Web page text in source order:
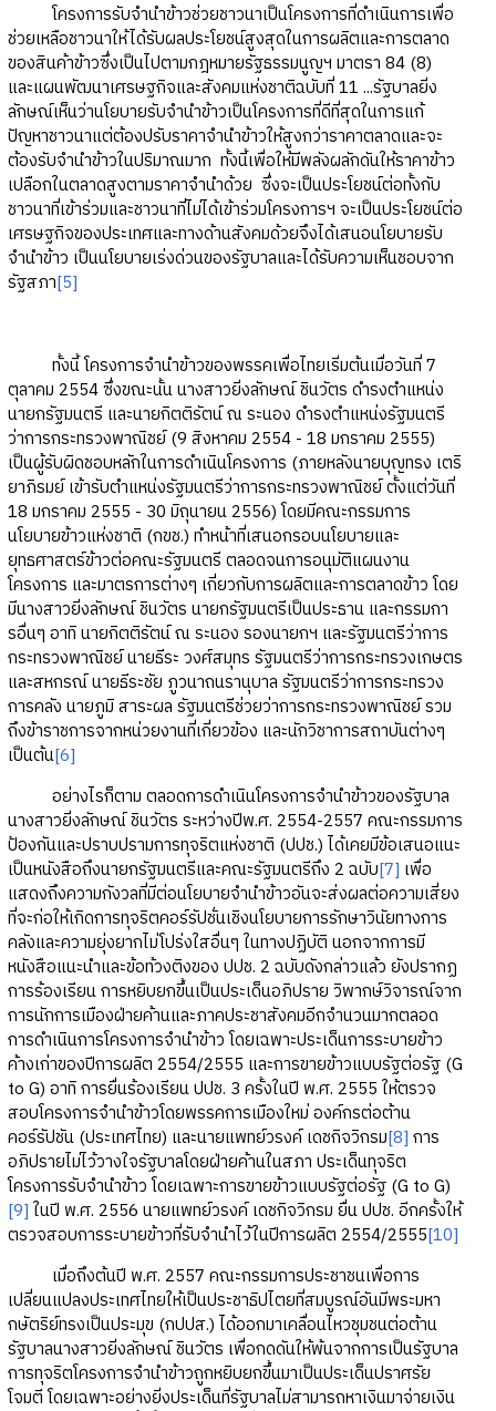
โครงการรับจำนำข้าวช่วยชาวนาเป็นโครงการที่ดำเนินการเพื่อ
ช่วยเหลือชาวนาให้ได้รับผลประโยชน์สูงสุดในการผลิตและการตลาด
ของสินค้าข้าวซึ่งเป็นไปตามกฎหมายรัฐธรรมนูญฯ มาตรา 84 (8)
และแผนพัฒนาเศรษฐกิจและสังคมแห่งชาติฉบับที่ 11 ...รัฐบาลยิ่ง
ลักษณ์เห็นว่านโยบายรับจำนำข้าวเป็นโครงการที่ดีที่สุดในการแก้
ปัญหาชาวนาแต่ต้องปรับราคาจำนำข้าวให้สูงกว่าราคาตลาดและจะ
ต้องรับจำนำข้าวในปริมาณมาก ทั้งนี้เพื่อให้มีพลังผลักดันให้ราคาข้าว
เปลือกในตลาดสูงตามราคาจำนำด้วย ซึ่งจะเป็นประโยชน์ต่อทั้งกับ
ชาวนาที่เข้าร่วมและชาวนาที่ไม่ได้เข้าร่วมโครงการฯ จะเป็นประโยชน์ต่อ
เศรษฐกิจของประเทศและทางด้านสังคมด้วยจึงได้เสนอนโยบายรับ
จำนำข้าว เป็นนโยบายเร่งด่วนของรัฐบาลและได้รับความเห็นชอบจาก
รัฐสภา[5]
ทั้งนี้ โครงการจำนำข้าวของพรรคเพื่อไทยเริ่มต้นเมื่อวันที่ 7
ตุลาคม 2554 ซึ่งขณะนั้น นางสาวยิ่งลักษณ์ ชินวัตร ดำรงตำแหน่ง
นายกรัฐมนตรี และนายกิตติรัตน์ ณ ระนอง ดำรงตำแหน่งรัฐมนตรี
ว่าการกระทรวงพาณิชย์ (9 สิงหาคม 2554 - 18 มกราคม 2555)
เป็นผู้รับผิดชอบหลักในการดำเนินโครงการ (ภายหลังนายบุญทรง เตริ
ยาภิรมย์ เข้ารับตำแหน่งรัฐมนตรีว่าการกระทรวงพาณิชย์ ตั้งแต่วันที่
18 มกราคม 2555 - 30 มิถุนายน 2556) โดยมีคณะกรรมการ
นโยบายข้าวแห่งชาติ (กขช.) ทำหน้าที่เสนอกรอบนโยบายและ
ยุทธศาสตร์ข้าวต่อคณะรัฐมนตรี ตลอดจนการอนุมัติแผนงาน
โครงการ และมาตรการต่างๆ เกี่ยวกับการผลิตและการตลาดข้าว โดย
มีนางสาวยิ่งลักษณ์ ชินวัตร นายกรัฐมนตรีเป็นประธาน และกรรมกา
รอื่นๆ อาทิ นายกิตติรัตน์ ณ ระนอง รองนายกฯ และรัฐมนตรีว่าการ
กระทรวงพาณิชย์ นายธีระ วงศ์สมุทร รัฐมนตรีว่าการกระทรวงเกษตร
และสหกรณ์ นายธีระชัย ภูวนาถนรานุบาล รัฐมนตรีว่าการกระทรวง
การคลัง นายภูมิ สาระผล รัฐมนตรีช่วยว่าการกระทรวงพาณิชย์ รวม
ถึงข้าราชการจากหน่วยงานที่เกี่ยวข้อง และนักวิชาการสถาบันต่างๆ
เป็นต้น[6]
อย่างไรก็ตาม ตลอดการดำเนินโครงการจำนำข้าวของรัฐบาล
นางสาวยิ่งลักษณ์ ชินวัตร ระหว่างปีพ.ศ. 2554-2557 คณะกรรมการ
ป้องกันและปราบปรามการทุจริตแห่งชาติ (ปปช.) ได้เคยมีข้อเสนอแนะ
เป็นหนังสือถึงนายกรัฐมนตรีและคณะรัฐมนตรีถึง 2 ฉบับ[7] เพื่อ
แสดงถึงความกังวลที่มีต่อนโยบายจำนำข้าวอันจะส่งผลต่อความเสี่ยง
ที่จะก่อให้เกิดการทุจริตคอร์รัปชั่นเชิงนโยบายการรักษาวินัยทางการ
คลังและความยุ่งยากไม่โปร่งใสอื่นๆ ในทางปฏิบัติ นอกจากการมี
หนังสือแนะนำและข้อท้วงติงของ ปปช. 2 ฉบับดังกล่าวแล้ว ยังปรากฏ
การร้องเรียน การหยิบยกขึ้นเป็นประเด็นอภิปราย วิพากษ์วิจารณ์จาก
การนักการเมืองฝ่ายค้านและภาคประชาสังคมอีกจำนวนมากตลอด
การดำเนินการโครงการจำนำข้าว โดยเฉพาะประเด็นการระบายข้าว
ค้างเก่าของปีการผลิต 2554/2555 และการขายข้าวแบบรัฐต่อรัฐ (G
to G) อาทิ การยื่นร้องเรียน ปปช. 3 ครั้งในปี พ.ศ. 2555 ให้ตรวจ
สอบโครงการจำนำข้าวโดยพรรคการเมืองใหม่ องค์กรต่อต้าน
คอร์รัปชัน (ประเทศไทย) และนายแพทย์วรงค์ เดชกิจวิกรม[8] การ
อภิปรายไม่ไว้วางใจรัฐบาลโดยฝ่ายค้านในสภา ประเด็นทุจริต
โครงการรับจำนำข้าว โดยเฉพาะการขายข้าวแบบรัฐต่อรัฐ (G to G)
[9] ในปี พ.ศ. 2556 นายแพทย์วรงค์ เดชกิจวิกรม ยื่น ปปช. อีกครั้งให้
ตรวจสอบการระบายข้าวที่รับจำนำไว้ในปีการผลิต 2554/2555[10]
เมื่อถึงต้นปี พ.ศ. 2557 คณะกรรมการประชาชนเพื่อการ
เปลี่ยนแปลงประเทศไทยให้เป็นประชาธิปไตยที่สมบูรณ์อันมีพระมหา
กษัตริย์ทรงเป็นประมุข (กปปส.) ได้ออกมาเคลื่อนไหวชุมชนต่อต้าน
รัฐบาลนางสาวยิ่งลักษณ์ ชินวัตร เพื่อกดดันให้พ้นจากการเป็นรัฐบาล
การทุจริตโครงการจำนำข้าวถูกหยิบยกขึ้นมาเป็นประเด็นปราศรัย
โจมตี โดยเฉพาะอย่างยิ่งประเด็นที่รัฐบาลไม่สามารถหาเงินมาจ่ายเงิน